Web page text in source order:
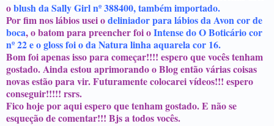
oblush da Sally Girl nº 388400, também importado.
Por fim nos lábios usei odeliniador para lábios da Avon cor de
boca, o batom para preencher foi oIntense do O Boticário cor
nº 22 e o gloss foi o da Natura linha aquarela cor 16.
Bom foi apenas isso para começar!!!! espero que vocês tenham
gostado. Ainda estou aprimorando o Blog então várias coisas
novas estão para vir. Futuramente colocarei vídeos!!! espero
conseguir!!!!! rsrs.
Fico hoje por aqui espero que tenham gostado. E não se
esqueção de comentar!!! Bjs a todos vocês.